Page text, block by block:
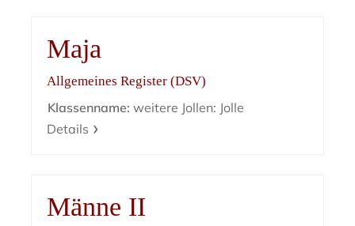
Maja
Allgemeines Register (DSV)
Klassenname: weitere Jollen: Jolle
Details
Männe II